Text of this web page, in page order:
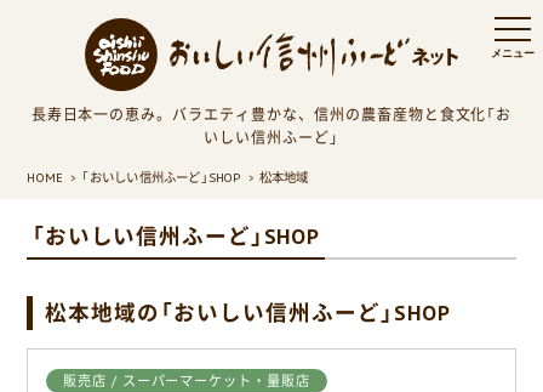
長寿日本一の恵み。バラエティ豊かな、信州の農畜産物と食文化「お
いしい信州ふーど」
HOME 「おいしい信州ふーど」SHOP 松本地域
「おいしい信州ふーど」SHOP
松本地域の「おいしい信州ふーど」SHOP
販売店 / スーパーマーケット・量販店